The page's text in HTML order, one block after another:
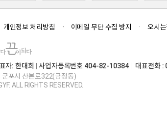
개인정보 처리방침 이메일 무단 수집 방지 오시는
자: 한대희 | 사업자등록번호 404-82-10384｜대표전
포시 산본로322(금정동)
ALL RIGHTS RESERVED.